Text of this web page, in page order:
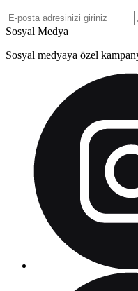
Sosyal Medya
Sosyal medyaya özel